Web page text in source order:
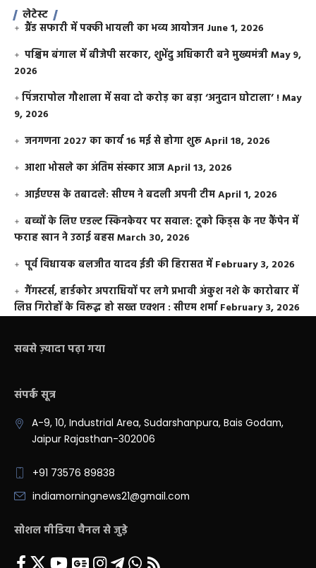
लेटेस्ट
ग्रैंड सफारी में पक्की भायली का भव्य आयोजन June 1, 2026
पश्चिम बंगाल में बीजेपी सरकार, शुभेंदु अधिकारी बने मुख्यमंत्रीMay 9,
2026
​पिंजरापोल गौशाला में सवा दो करोड़ का बड़ा ‘अनुदान घोटाला’ !May
9, 2026
जनगणना 2027 का कार्य 16 मई से होगा शुरूApril 18, 2026
आशा भोसले का अंतिम संस्कार आजApril 13, 2026
आईएएस के तबादले: सीएम ने बदली अपनी टीमApril 1, 2026
बच्चों के लिए एडल्ट स्किनकेयर पर सवाल: टूको किड्स के नए कैंपेन में
फराह खान ने उठाई बहसMarch 30, 2026
पूर्व विधायक बलजीत यादव ईडी की हिरासत में February 3, 2026
गैंगस्टर्स, हार्डकोर अपराधियों पर लगे प्रभावी अंकुश नशे के कारोबार में
लिप्त गिरोहों के विरूद्ध हो सख्त एक्शन : सीएम शर्मा February 3, 2026
सबसे ज़्यादा पढ़ा गया
संपर्क सूत्र
A-9, 10, Industrial Area, Sudarshanpura, Bais Godam,
Jaipur Rajasthan-302006
+91 73576 89838
indiamorningnews21@gmail.com
सोशल मीडिया चैनल से जुड़े